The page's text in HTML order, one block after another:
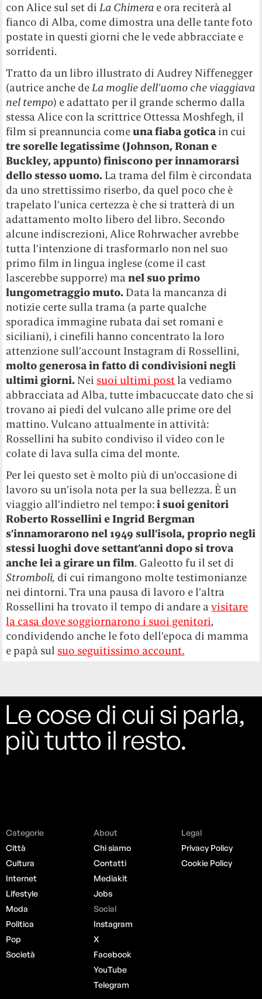
con Alice sul set diLa Chimera e ora reciterà al
fianco di Alba, come dimostra una delle tante foto
postate in questi giorni che le vede abbracciate e
sorridenti.
Tratto da un libro illustrato di Audrey Niffenegger
(autrice anche deLa moglie dell’uomo che viaggiava
nel tempo) e adattato per il grande schermo dalla
stessa Alice con la scrittrice Ottessa Moshfegh, il
film si preannuncia comeuna fiaba gotica in cui
tre sorelle legatissime (Johnson, Ronan e
Buckley, appunto) finiscono per innamorarsi
dello stesso uomo. La trama del film è circondata
da uno strettissimo riserbo, da quel poco che è
trapelato l’unica certezza è che si tratterà di un
adattamento molto libero del libro. Secondo
alcune indiscrezioni, Alice Rohrwacher avrebbe
tutta l’intenzione di trasformarlo non nel suo
primo film in lingua inglese (come il cast
lascerebbe supporre) manel suo primo
lungometraggio muto. Data la mancanza di
notizie certe sulla trama (a parte qualche
sporadica immagine rubata dai set romani e
siciliani), i cinefili hanno concentrato la loro
attenzione sull’account Instagram di Rossellini,
molto generosa in fatto di condivisioni negli
ultimi giorni. Nei suoi ultimi post la vediamo
abbracciata ad Alba, tutte imbacuccate dato che si
trovano ai piedi del vulcano alle prime ore del
mattino. Vulcano attualmente in attività:
Rossellini ha subito condiviso il video con le
colate di lava sulla cima del monte.
Per lei questo set è molto più di un’occasione di
lavoro su un’isola nota per la sua bellezza. È un
viaggio all’indietro nel tempo:i suoi genitori
Roberto Rossellini e Ingrid Bergman
s’innamorarono nel 1949 sull’isola, proprio negli
stessi luoghi dove settant’anni dopo si trova
anche lei a girare un film. Galeotto fu il set di
Stromboli, di cui rimangono molte testimonianze
nei dintorni. Tra una pausa di lavoro e l’altra
Rossellini ha trovato il tempo di andare avisitare
la casa dove soggiornarono i suoi genitori,
condividendo anche le foto dell’epoca di mamma
e papà sul suo seguitissimo account.
Le cose di cui si parla,
più tutto il resto.
Categorie
Città
Cultura
Internet
Lifestyle
Moda
Politica
Pop
Società
About
Chi siamo
Contatti
Mediakit
Jobs
Social
Instagram
X
Facebook
YouTube
Telegram
Legal
Privacy Policy
Cookie Policy